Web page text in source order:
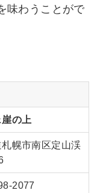
味わうことがで
の上
幌市南区定山渓
2077